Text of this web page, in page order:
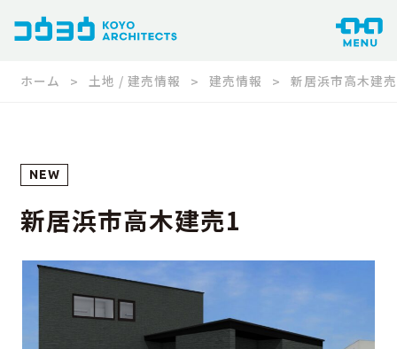
ホーム 土地 / 建売情報 建売情報 新居浜市高木建
NEW
新居浜市高木建売1